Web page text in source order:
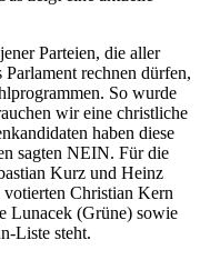
Parteien, die aller
rechnen dürfen,
So wurde
wir eine christliche
haben diese
sagten NEIN. Für die
Kurz und Heinz
votierten Christian Kern
Lunacek (Grüne) sowie
Liste steht.